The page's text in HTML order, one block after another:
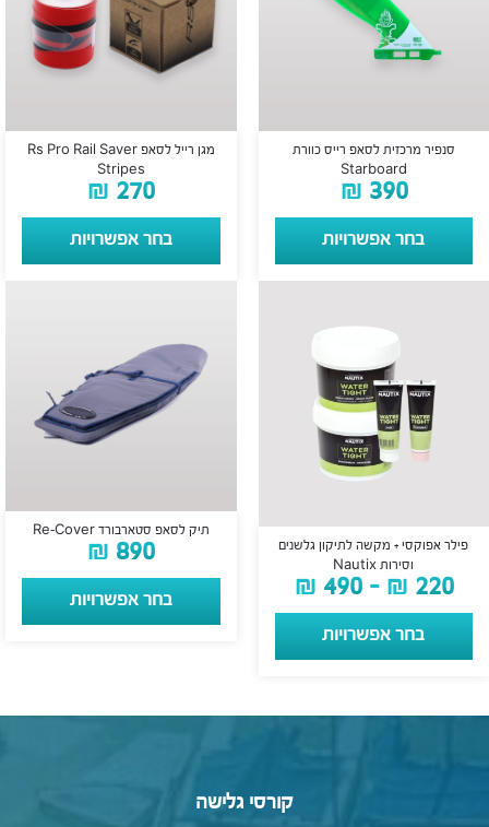
סנפיר מרכזית לסאפ רייס כוורת
Starboard
₪ 390
בחר אפשרויות
מגן רייל לסאפ Rs Pro Rail Saver
Stripes
₪ 270
בחר אפשרויות
פילר אפוקסי + מקשה לתיקון גלשנים
וסירות Nautix
₪ 220
–
₪ 490
בחר אפשרויות
תיק לסאפ סטארבורד Re-Cover
₪ 890
בחר אפשרויות
קורסי גלישה